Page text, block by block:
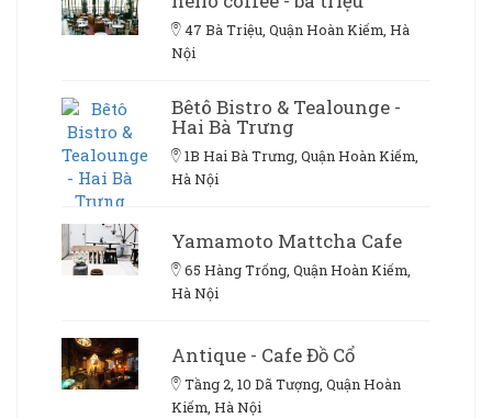
47 Bà Triệu, Quận Hoàn Kiếm, Hà
Nội
Bêtô Bistro & Tealounge -
Hai Bà Trưng
1B Hai Bà Trưng, Quận Hoàn Kiếm,
Hà Nội
Yamamoto Mattcha Cafe
65 Hàng Trống, Quận Hoàn Kiếm,
Hà Nội
Antique - Cafe Đồ Cổ
Tầng 2, 10 Dã Tượng, Quận Hoàn
Kiếm, Hà Nội